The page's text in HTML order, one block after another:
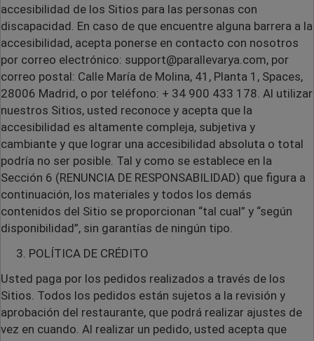
accesibilidad de los Sitios para las personas con
discapacidad. En caso de que encuentre alguna barrera a la
accesibilidad, acepta ponerse en contacto con nosotros
por correo electrónico: support@parallevarya.com, por
correo postal: Calle María de Molina, 41, Planta 1, Spaces,
28006 Madrid, o por teléfono: + 34 900 433 178. Al utilizar
nuestros Sitios, usted reconoce y acepta que la
accesibilidad es altamente compleja, subjetiva y
cambiante y que lograr una accesibilidad absoluta o total
podría no ser posible. Tal y como se establece en la
Sección 6 (RENUNCIA DE RESPONSABILIDAD) que figura a
continuación, los materiales y todos los demás
contenidos del Sitio se proporcionan “tal cual” y “según
disponibilidad”, sin garantías de ningún tipo.
POLÍTICA DE CRÉDITO
Usted paga por los pedidos realizados a través de los
Sitios. Todos los pedidos están sujetos a la revisión y
aprobación del restaurante, que podrá realizar ajustes de
vez en cuando. Al realizar un pedido, usted acepta que